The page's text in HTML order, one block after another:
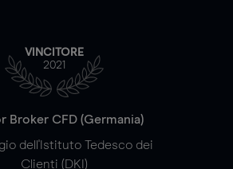
VINCITORE
2021
Broker CFD (Germania)
dell'Istituto Tedesco dei
Clienti (DKI)